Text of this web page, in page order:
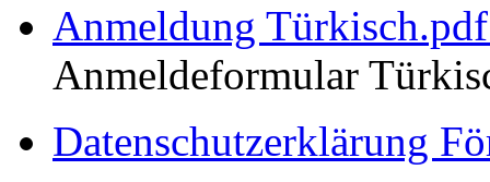
Anmeldung
Anmeldeformular
Datenschutzerklärung